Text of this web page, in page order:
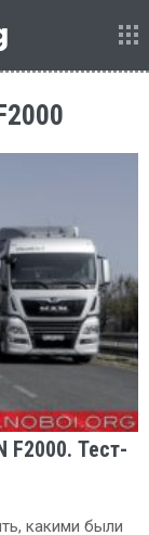
F2000. Тест-
какими были